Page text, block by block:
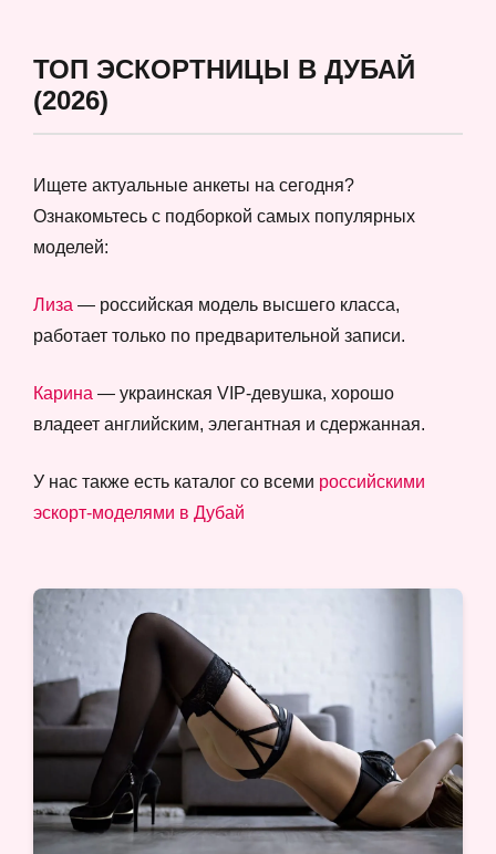
ТОП ЭСКОРТНИЦЫ В ДУБАЙ
(2026)
Ищете актуальные анкеты на сегодня?
Ознакомьтесь с подборкой самых популярных
моделей:
Лиза — российская модель высшего класса,
работает только по предварительной записи.
Карина — украинская VIP-девушка, хорошо
владеет английским, элегантная и сдержанная.
У нас также есть каталог со всеми российскими
эскорт-моделями в Дубай